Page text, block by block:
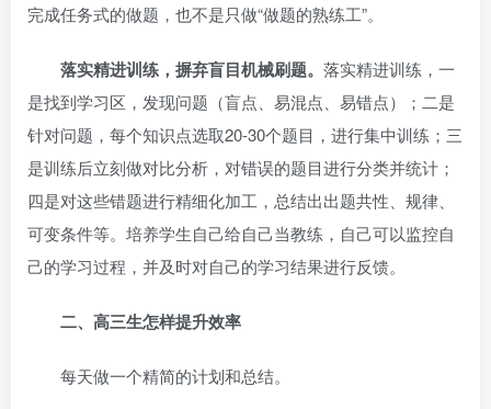
完成任务式的做题，也不是只做“做题的熟练工”。
落实精进训练，摒弃盲目机械刷题。 落实精进训练，一
是找到学习区，发现问题（盲点、易混点、易错点）；二是
针对问题，每个知识点选取20-30个题目，进行集中训练；三
是训练后立刻做对比分析，对错误的题目进行分类并统计；
四是对这些错题进行精细化加工，总结出出题共性、规律、
可变条件等。培养学生自己给自己当教练，自己可以监控自
己的学习过程，并及时对自己的学习结果进行反馈。
二、高三生怎样提升效率
每天做一个精简的计划和总结。